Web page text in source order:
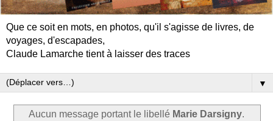
Que ce soit en mots, en photos, qu'il s'agisse de livres, de
voyages, d'escapades,
Claude Lamarche tient à laisser des traces
▼
Aucun message portant le libellé Marie Darsigny.